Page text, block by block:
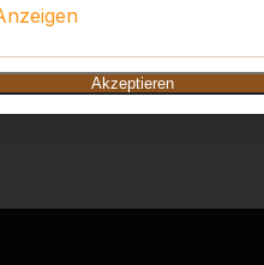
Akzeptieren